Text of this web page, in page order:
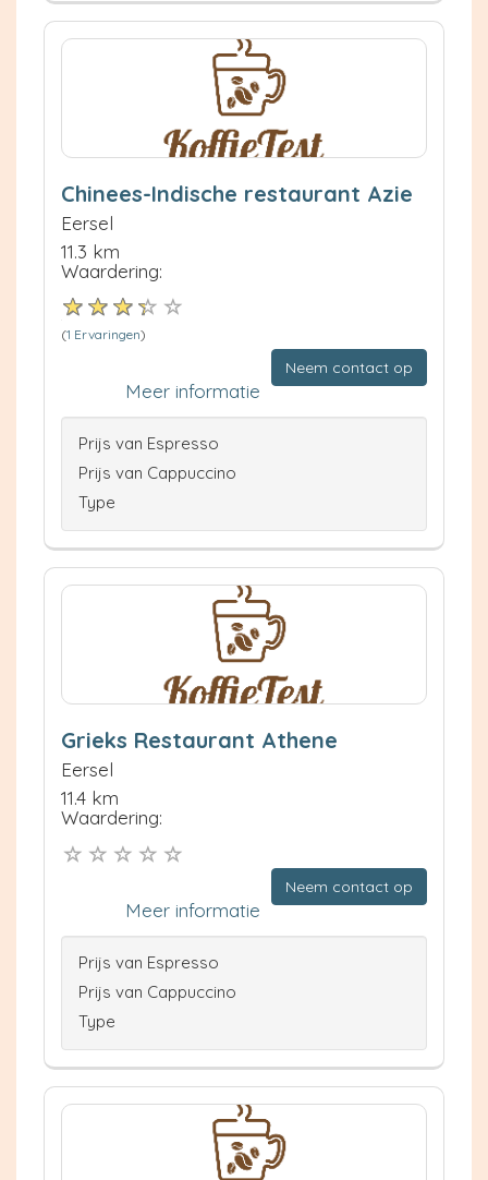
Chinees-Indische restaurant Azie
Eersel
11.3 km
Waardering:
(1 Ervaringen)
Neem contact op
Meer informatie
Prijs van Espresso
Prijs van Cappuccino
Type
Grieks Restaurant Athene
Eersel
11.4 km
Waardering:
Neem contact op
Meer informatie
Prijs van Espresso
Prijs van Cappuccino
Type